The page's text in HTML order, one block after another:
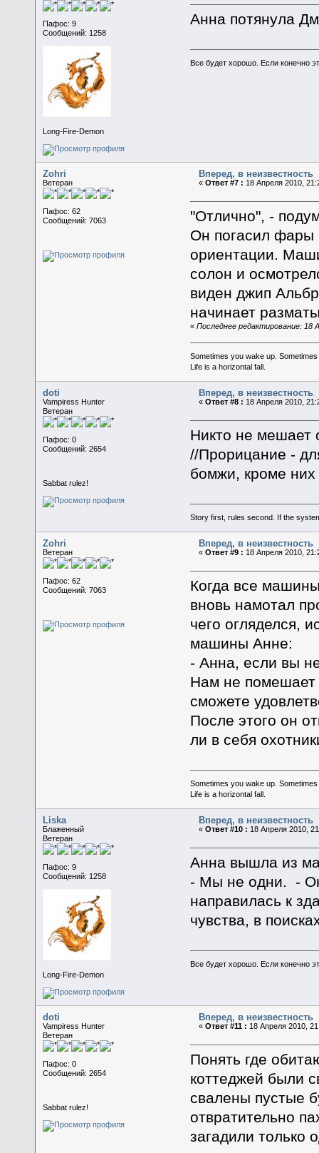
Пафос: 9
Сообщений: 1258
Long-Fire-Demon
Анна потянула
Все будет хорошо. Если конечно
Zohri
Ветеран
Пафос: 62
Сообщений: 7063
Вперед, в неизвестность
«Ответ #7 : 18 Апреля 2010,
"Отлично", -
Он погасил
ориентации.
солон и
виден джип
начинает
« Последнее редактирование: 18
Sometimes you wake up.
Life is a horizontal fall.
doti
Vampiress Hunter
Ветеран
Пафос: 0
Сообщений: 2654
Sabbat rulez!
Вперед, в неизвестность
«Ответ #8 : 18 Апреля 2010,
Никто не мешает
//Прорицание -
бомжи, кроме них
Story first, rules second. If the
Zohri
Ветеран
Пафос: 62
Сообщений: 7063
Вперед, в неизвестность
«Ответ #9 : 18 Апреля 2010,
Когда все
вновь намотал
чего огляделся,
машины Анне:
- Анна, если вы
Нам не помешает
сможете
После этого он
ли в себя
Sometimes you wake up.
Life is a horizontal fall.
Liska
Блаженный
Ветеран
Пафос: 9
Сообщений: 1258
Long-Fire-Demon
Вперед, в неизвестность
«Ответ #10 : 18 Апреля 2010,
Анна вышла из
- Мы не одни. -
направилась к
чувства, в
Все будет хорошо. Если конечно
doti
Vampiress Hunter
Ветеран
Пафос: 0
Сообщений: 2654
Sabbat rulez!
Вперед, в неизвестность
«Ответ #11 : 18 Апреля 2010,
Понять где
коттеджей были
свалены пустые
отвратительно
загадили только